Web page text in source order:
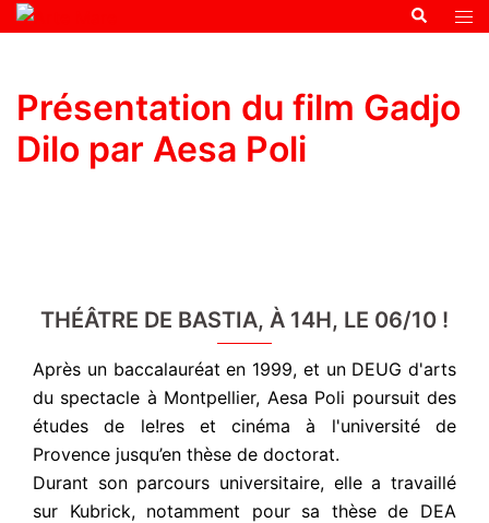
Présentation du film Gadjo
Dilo par Aesa Poli
THÉÂTRE DE BASTIA, À 14H, LE 06/10 !
Après un baccalauréat en 1999, et un DEUG d'arts
du spectacle à Montpellier, Aesa Poli poursuit des
études de le!res et cinéma à l'université de
Provence jusqu’en thèse de doctorat.
Durant son parcours universitaire, elle a travaillé
sur Kubrick, notamment pour sa thèse de DEA